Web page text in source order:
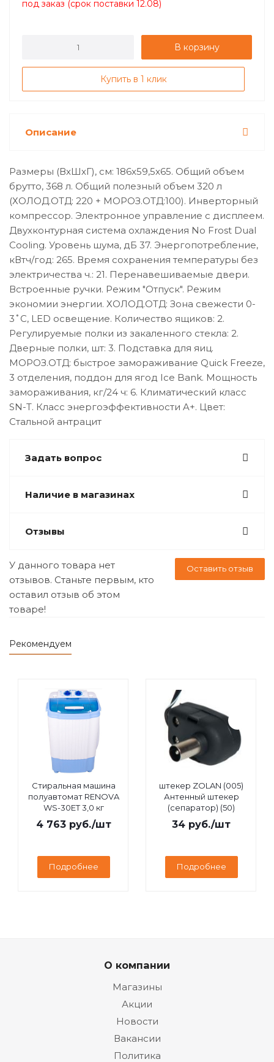
под заказ (срок поставки 12.08)
В корзину
Купить в 1 клик
Описание
Размеры (ВхШхГ), см: 186x59,5x65. Общий объем
брутто, 368 л. Общий полезный объем 320 л
(ХОЛОД.ОТД: 220 + МОРОЗ.ОТД:100). Инверторный
компрессор. Электронное управление с дисплеем.
Двухконтурная система охлаждения No Frost Dual
Cooling. Уровень шума, дБ 37. Энергопотребление,
кВтч/год: 265. Время сохранения температуры без
электричества ч.: 21. Перенавешиваемые двери.
Встроенные ручки. Режим "Отпуск". Режим
экономии энергии. ХОЛОД.ОТД: Зона свежести 0-
3˚C, LED освещение. Количество ящиков: 2.
Регулируемые полки из закаленного стекла: 2.
Дверные полки, шт: 3. Подставка для яиц.
МОРОЗ.ОТД: быстрое замораживание Quick Freeze,
3 отделения, поддон для ягод Ice Bank. Мощность
замораживания, кг/24 ч: 6. Климатический класс
SN-T. Класс энергоэффективности A+. Цвет:
Стальной антрацит
Задать вопрос
Наличие в магазинах
Отзывы
Оставить отзыв
У данного товара нет
отзывов. Станьте первым, кто
оставил отзыв об этом
товаре!
Рекомендуем
Стиральная машина
полуавтомат RENOVA
WS-30ET 3,0 кг
4 763руб./шт
Подробнее
штекер ZOLAN (005)
Антенный штекер
(сепаратор) (50)
34 руб./шт
Подробнее
О компании
Магазины
Акции
Новости
Вакансии
Политика